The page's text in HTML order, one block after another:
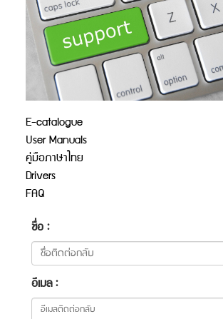
E-catalogue
User Manuals
คู่มือภาษาไทย
Drivers
FAQ
ชื่อ :
อีเมล :